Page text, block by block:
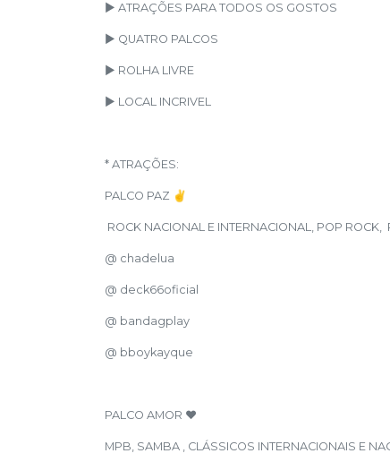
► ATRAÇÕES PARA TODOS OS GOSTOS
► QUATRO PALCOS
► ROLHA LIVRE
► LOCAL INCRIVEL
* ATRAÇÕES:
PALCO PAZ ✌
ROCK NACIONAL E INTERNACIONAL, POP ROCK,
@ chadelua
@ deck66oficial
@ bandagplay
@ bboykayque
PALCO AMOR ❤
MPB, SAMBA , CLÁSSICOS INTERNACIONAIS E